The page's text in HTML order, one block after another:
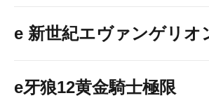
e 新世紀エヴァンゲリ
e牙狼12黄金騎士極限